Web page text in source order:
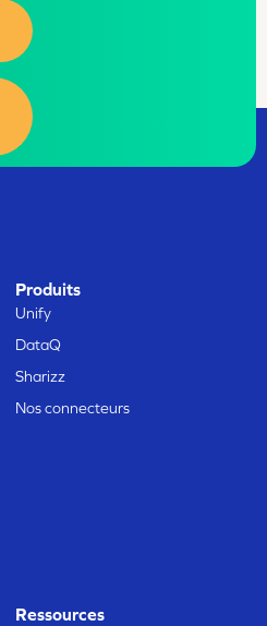
Produits
Unify
DataQ
Sharizz
Nos connecteurs
Ressources